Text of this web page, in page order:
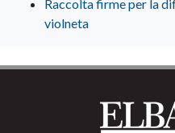
Raccolta firme per la
violneta